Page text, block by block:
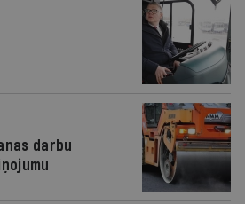
darbu